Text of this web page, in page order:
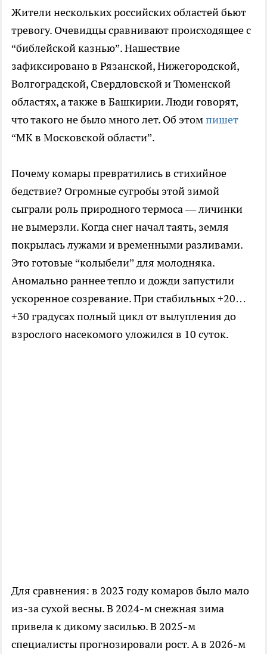
Жители нескольких российских областей бьют
тревогу. Очевидцы сравнивают происходящее с
“библейской казнью”. Нашествие
зафиксировано в Рязанской, Нижегородской,
Волгоградской, Свердловской и Тюменской
областях, а также в Башкирии. Люди говорят,
что такого не было много лет. Об этомпишет
“МК в Московской области”.
Почему комары превратились в стихийное
бедствие? Огромные сугробы этой зимой
сыграли роль природного термоса — личинки
не вымерзли. Когда снег начал таять, земля
покрылась лужами и временными разливами.
Это готовые “колыбели” для молодняка.
Аномально раннее тепло и дожди запустили
ускоренное созревание. При стабильных +20…
+30 градусах полный цикл от вылупления до
взрослого насекомого уложился в 10 суток.
Для сравнения: в 2023 году комаров было мало
из-за сухой весны. В 2024-м снежная зима
привела к дикому засилью. В 2025-м
специалисты прогнозировали рост. А в 2026-м